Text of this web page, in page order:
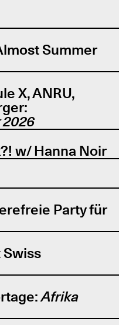
Summer
X, ANRU,
2026
w/ Hanna Noir
Party für
Afrika